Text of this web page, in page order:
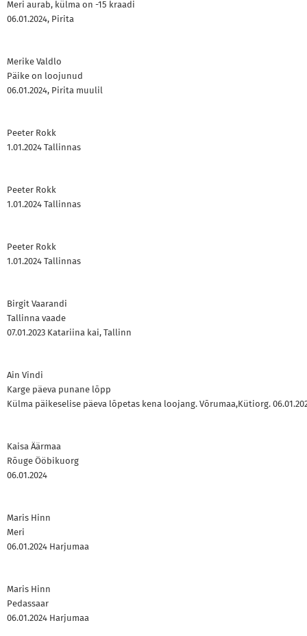
Meri aurab, külma on -15 kraadi
06.01.2024, Pirita
Merike Valdlo
Päike on loojunud
06.01.2024, Pirita muulil
Peeter Rokk
1.01.2024 Tallinnas
Peeter Rokk
1.01.2024 Tallinnas
Peeter Rokk
1.01.2024 Tallinnas
Birgit Vaarandi
Tallinna vaade
07.01.2023 Katariina kai, Tallinn
Ain Vindi
Karge päeva punane lõpp
Külma päikeselise päeva lõpetas kena loojang. Võrumaa,Kütiorg.
Kaisa Äärmaa
Rõuge Ööbikuorg
06.01.2024
Maris Hinn
Meri
06.01.2024 Harjumaa
Maris Hinn
Pedassaar
06.01.2024 Harjumaa